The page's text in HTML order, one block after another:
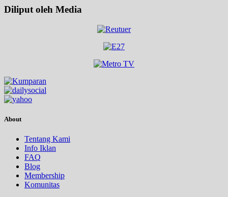
Diliput oleh Media
About
Tentang Kami
Info Iklan
FAQ
Blog
Membership
Komunitas